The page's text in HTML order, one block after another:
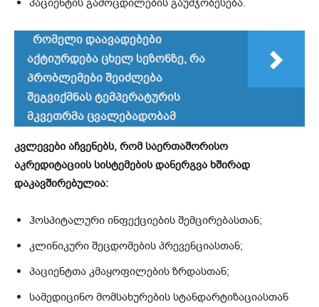
რომელი დაავადებები
აქტიურდება ცხელ სეზონზე, რა
პრობლემები შეიძლება
შეგვიქმნას ტემპერატურის
მკვეთრმა ცვალებადობამ
კვლევები აჩვენებს, რომ საერთაშორისო
აკრედიტაციის სისტემების დანერგვა ხშირად
დაკავშირებულია:
ჰოსპიტალური ინფექციების შემცირებასთან;
კლინიკური შეცდომების პრევენციასთან;
პაციენტთა კმაყოფილების ზრდასთან;
სამედიცინო მომსახურების სტანდარტიზაციასთან